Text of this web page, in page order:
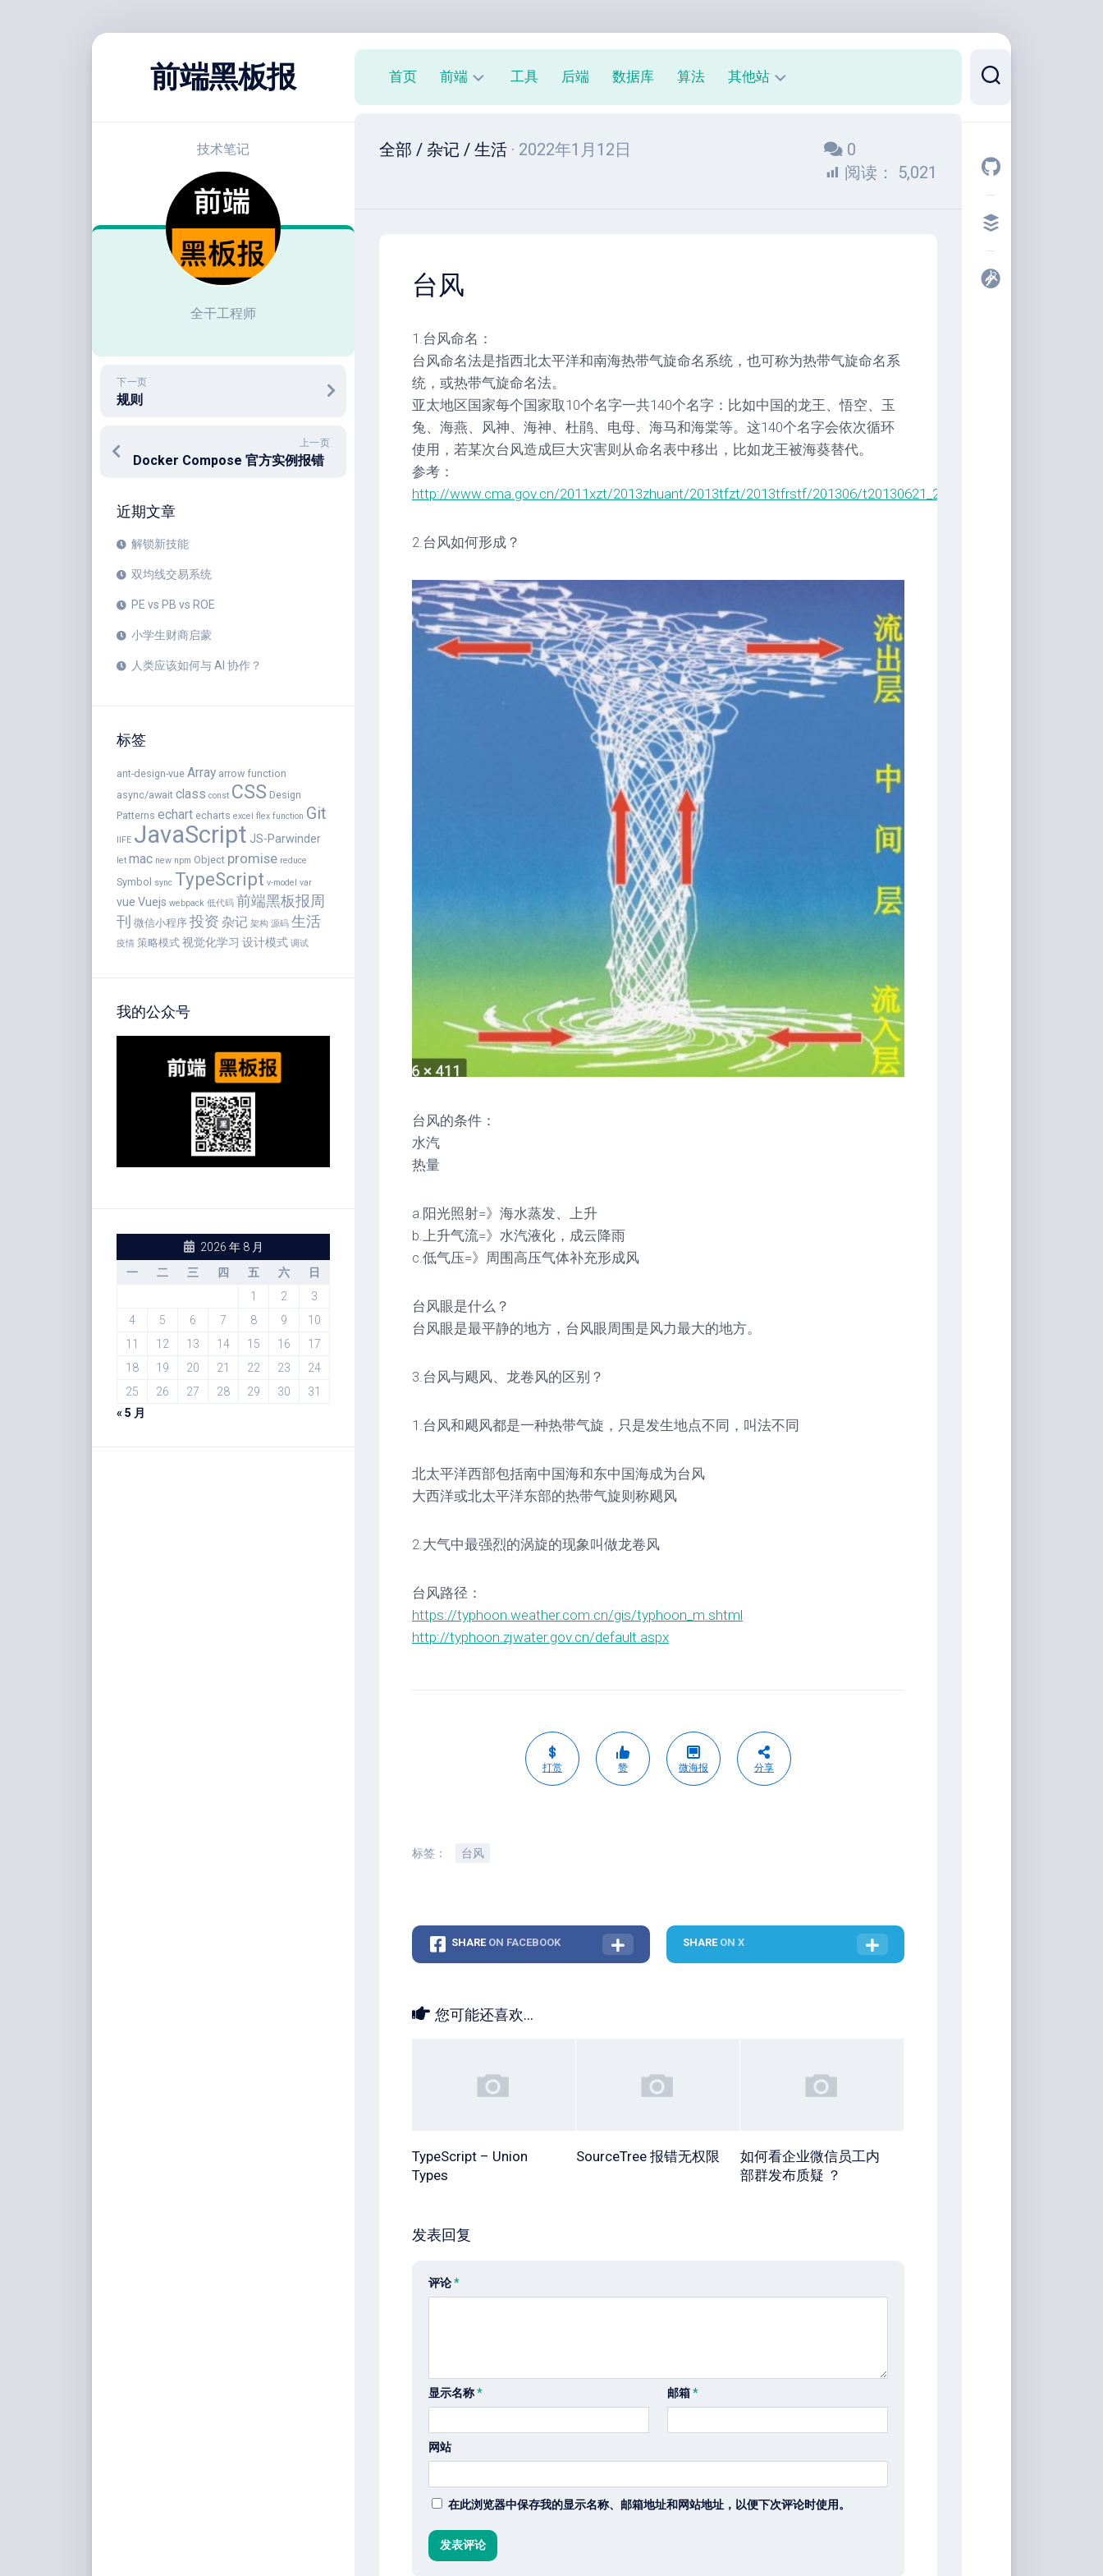
前端黑板报
技术笔记
全干工程师
下一页
规则
上一页
Docker Compose 官方实例报错
近期文章
解锁新技能
双均线交易系统
PE vs PB vs ROE
小学生财商启蒙
人类应该如何与 AI 协作？
标签
ant-design-vue Array arrow function
async/await class const CSS Design
Patterns echart echarts excel flex function Git
IIFE JavaScript JS-Parwinder
let mac new npm Object promise reduce
Symbol sync TypeScript v-model var
vue Vuejs webpack 低代码 前端黑板报周
刊 微信小程序 投资 杂记 架构 源码 生活
疫情 策略模式 视觉化学习 设计模式 调试
我的公众号
2026 年 8 月
一
二 三 四 五 六
日
1
2
3
4
5 6 7 8 9
10
11
12 13 14 15 16
17
18
19 20 21 22 23
24
25
26 27 28 29 30
31
« 5 月
首页 前端
端
工具 后端 数据库 算法 其他站
工
Markdown
编
辑
豆
单
技
术
备
忘
录
Vue
全
景
移
除
白
全部 / 杂记 / 生活 · 2022年1月12日
0
阅读：
5,021
台风
1.台风命名：
台风命名法是指西北太平洋和南海热带气旋命名系统，也可称为热带气旋命名系
统，或热带气旋命名法。
亚太地区国家每个国家取10个名字一共140个名字：比如中国的龙王、悟空、玉
兔、海燕、风神、海神、杜鹃、电母、海马和海棠等。这140个名字会依次循环
使用，若某次台风造成巨大灾害则从命名表中移出，比如龙王被海葵替代。
参考：
http://www.cma.gov.cn/2011xzt/2013zhuant/2013tfzt/2013tfrstf/201306/t20130621_217159.html
2.台风如何形成？
台风的条件：
水汽
热量
a.阳光照射=》海水蒸发、上升
b.上升气流=》水汽液化，成云降雨
c.低气压=》周围高压气体补充形成风
台风眼是什么？
台风眼是最平静的地方，台风眼周围是风力最大的地方。
3.台风与飓风、龙卷风的区别？
1.台风和飓风都是一种热带气旋，只是发生地点不同，叫法不同
北太平洋西部包括南中国海和东中国海成为台风
大西洋或北太平洋东部的热带气旋则称飓风
2.大气中最强烈的涡旋的现象叫做龙卷风
台风路径：
https://typhoon.weather.com.cn/gis/typhoon_m.shtml
http://typhoon.zjwater.gov.cn/default.aspx
打赏 赞 微海报 分享
标签： 台风
SHARE ON FACEBOOK SHARE ON X
您可能还喜欢...
TypeScript – Union
Types
SourceTree 报错无权限
如何看企业微信员工内
部群发布质疑 ？
发表回复
评论*
显示名称* 邮箱*
网站
在此浏览器中保存我的显示名称、邮箱地址和网站地址，以便下次评论时使用。